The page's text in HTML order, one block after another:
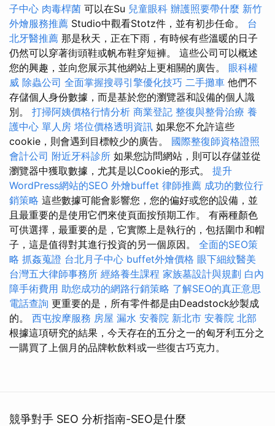
子中心 肉毒桿菌 可以在Su 兒童眼科 辦護照要帶什麼 新竹
外燴服務推薦 Studio中觀看Stotz件，並有初步任命。 台
北牙醫推薦 那是秋天，正在下雨，有時候有些溫暖的日子
仍然可以穿著街頭鞋或帆布鞋穿短褲。 這些公司可以概述
您的興趣，並向您展示其他網站上更相關的廣告。 眼科權
威 除蟲公司 全面掌握搜尋引擎優化技巧 二手攤車 他們不
存儲個人身份數據，而是基於您的瀏覽器和設備的個人識
別。 打掃阿姨價格行情分析 商業登記 整復與整骨治療 養
護中心 單人房 塔位價格透明資訊 如果您不允許這些
cookie，則會遇到目標較少的廣告。 國際整復師資格證照
會計公司 附近牙科診所 如果您訪問網站，則可以存儲並從
瀏覽器中獲取數據，尤其是以Cookie的形式。 提升
WordPress網站的SEO 外燴buffet 律師推薦 成功的數位行
銷策略 這些數據可能會影響您，您的偏好或您的設備，並
且最重要的是使用它們來使頁面按預期工作。 有兩種顏色
可供選擇，最重要的是，它實際上是執行的，包括圍巾和帽
子，這是值得對其進行投資的另一個原因。 全面的SEO策
略 抓姦蒐證 台北月子中心 buffet外燴價格 眼下細紋醫美
台灣五大律師事務所 經絡養生課程 家族墓設計與規劃 白內
障手術費用 助您成功的網路行銷策略 了解SEO的真正意思
電話查詢 更重要的是，所有零件都是由Deadstock紗製成
的。 西屯按摩服務 房屋 漏水 安養院 新北市 安養院 北部
根據這項研究的結果，今天存在的五分之一的匈牙利五分之
一購買了上個月的品牌軟飲料或一些復古巧克力。
競爭對手 SEO 分析指南-SEO是什麼